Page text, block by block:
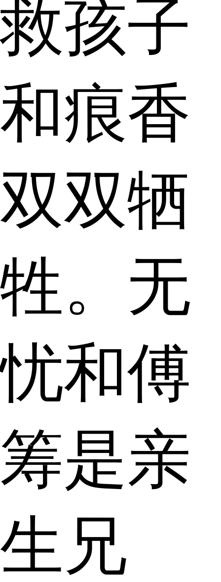
救孩子
和痕香
双双牺
牲。无
忧和傅
筹是亲
生兄